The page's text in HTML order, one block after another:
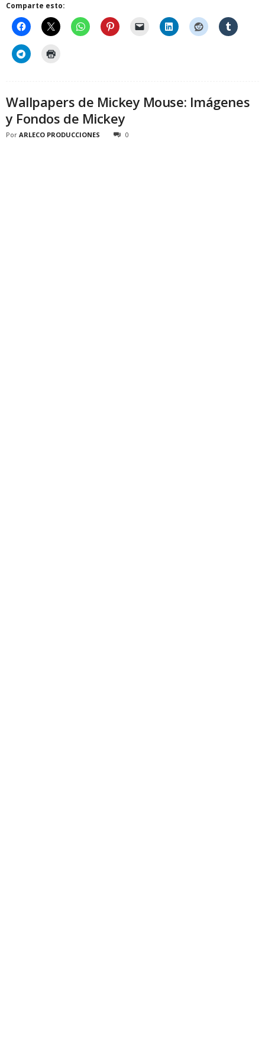
Comparte esto:
Wallpapers de Mickey Mouse: Imágenes
y Fondos de Mickey
Por ARLECO PRODUCCIONES 0